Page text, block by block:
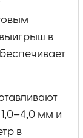
в
мм и
в